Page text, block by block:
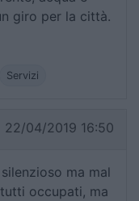
giro per la città.
Servizi
22/04/2019 16:50
ma mal
occupati, ma